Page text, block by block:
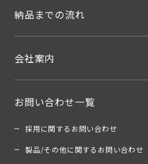
納品までの流れ
会社案内
お問い合わせ一覧
採用に関するお問い合わせ
製品/その他に関するお問い合わせ